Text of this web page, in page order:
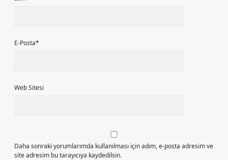
E-Posta*
Web Sitesi
Daha sonraki yorumlarımda kullanılması için adım, e-posta adresim ve
site adresim bu tarayıcıya kaydedilsin.